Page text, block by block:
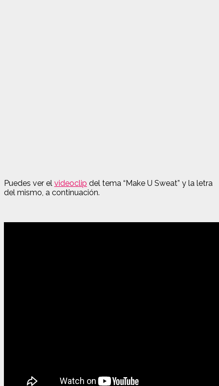
Puedes ver el videoclip del tema “Make U Sweat” y la letra
del mismo, a continuación.